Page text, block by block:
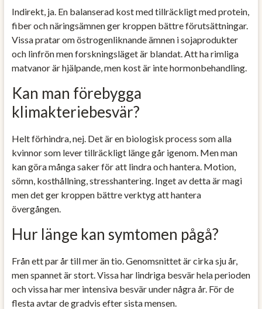
Indirekt, ja. En balanserad kost med tillräckligt med protein,
fiber och näringsämnen ger kroppen bättre förutsättningar.
Vissa pratar om östrogenliknande ämnen i sojaprodukter
och linfrön men forskningsläget är blandat. Att ha rimliga
matvanor är hjälpande, men kost är inte hormonbehandling.
Kan man förebygga
klimakteriebesvär?
Helt förhindra, nej. Det är en biologisk process som alla
kvinnor som lever tillräckligt länge går igenom. Men man
kan göra många saker för att lindra och hantera. Motion,
sömn, kosthållning, stresshantering. Inget av detta är magi
men det ger kroppen bättre verktyg att hantera
övergången.
Hur länge kan symtomen pågå?
Från ett par år till mer än tio. Genomsnittet är cirka sju år,
men spannet är stort. Vissa har lindriga besvär hela perioden
och vissa har mer intensiva besvär under några år. För de
flesta avtar de gradvis efter sista mensen.